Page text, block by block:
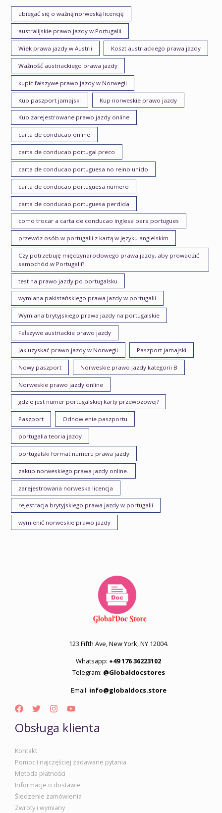
ubiegać się o ważną norweską licencję
australijskie prawo jazdy w Portugalii
Wiek prawa jazdy w Austrii Koszt austriackiego prawa jazdy
Ważność austriackiego prawa jazdy
kupić fałszywe prawo jazdy w Norwegii
Kup paszport jamajski Kup norweskie prawo jazdy
Kup zarejestrowane prawo jazdy online
carta de conducao online
carta de conducao portugal preco
carta de conducao portuguesa no reino unido
carta de conducao portuguesa numero
carta de conducao portuguesa perdida
como trocar a carta de conducao inglesa para portugues
przewóz osób w portugalii z kartą w języku angielskim
Czy potrzebuję międzynarodowego prawa jazdy, aby prowadzić
samochód w Portugalii?
test na prawo jazdy po portugalsku
wymiana pakistańskiego prawa jazdy w portugalii
Wymiana brytyjskiego prawa jazdy na portugalskie
Fałszywe austriackie prawo jazdy
Jak uzyskać prawo jazdy w Norwegii Paszport jamajski
Nowy paszport Norweskie prawo jazdy kategorii B
Norweskie prawo jazdy online
gdzie jest numer portugalskiej karty przewozowej?
Paszport Odnowienie paszportu
portugalia teoria jazdy
portugalski format numeru prawa jazdy
zakup norweskiego prawa jazdy online.
zarejestrowana norweska licencja
rejestracja brytyjskiego prawa jazdy w portugalii
wymienić norweskie prawo jazdy
123 Fifth Ave, New York, NY 12004.
Whatsapp: +49 176 36223102
Telegram: @Globaldocstores
Email: info@globaldocs.store
Obsługa klienta
Kontakt
Pomoc i najczęściej zadawane pytania
Metoda płatności
Informacje o dostawie
Śledzenie zamówienia
Zwroty i wymiany